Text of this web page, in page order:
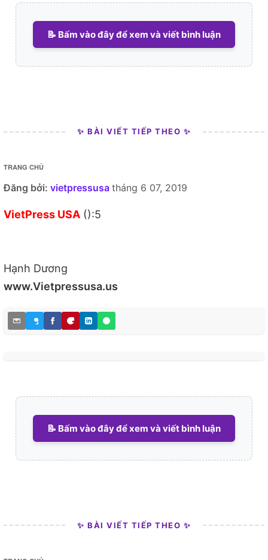
📝 Bấm vào đây để xem và viết bình luận
✨ BÀI VIẾT TIẾP THEO ✨
TRANG CHỦ
Đăng bởi: vietpressusa tháng 6 07, 2019
VietPress USA ():5
Hạnh Dương
www.Vietpressusa.us
📝 Bấm vào đây để xem và viết bình luận
✨ BÀI VIẾT TIẾP THEO ✨